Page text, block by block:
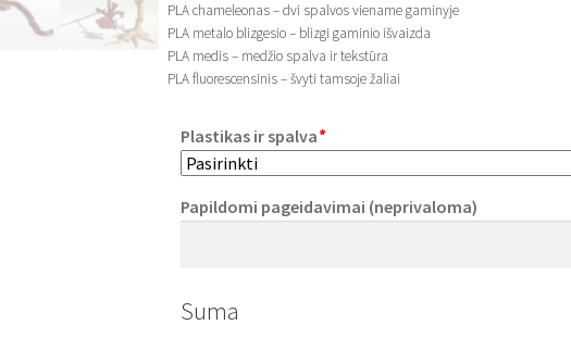
PLA chameleonas – dvi spalvos viename gaminyje
PLA metalo blizgesio – blizgi gaminio išvaizda
PLA medis – medžio spalva ir tekstūra
PLA fluorescensinis – švyti tamsoje žaliai
Plastikas ir spalva*
Papildomi pageidavimai (neprivaloma)
Suma